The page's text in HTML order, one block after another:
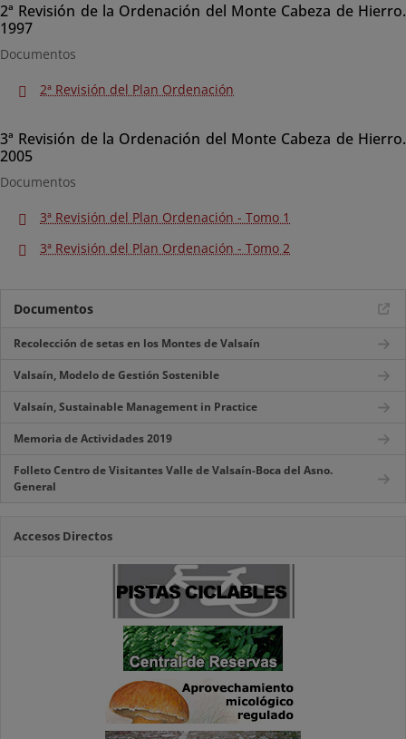
2ª Revisión de la Ordenación del Monte Cabeza de Hierro.
1997
Documentos
2ª Revisión del Plan Ordenación
3ª Revisión de la Ordenación del Monte Cabeza de Hierro.
2005
Documentos
3ª Revisión del Plan Ordenación - Tomo 1
3ª Revisión del Plan Ordenación - Tomo 2
Documentos
Recolección de setas en los Montes de Valsaín
Valsaín, Modelo de Gestión Sostenible
Valsaín, Sustainable Management in Practice
Memoria de Actividades 2019
Folleto Centro de Visitantes Valle de Valsaín-Boca del Asno.
General
Accesos Directos